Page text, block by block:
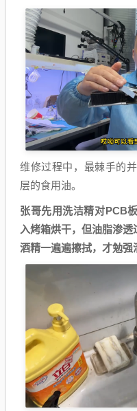
维修过程中，最棘手的
层的食用油。
张哥先用洗洁精对PCB
入烤箱烘干，但油脂渗
酒精一遍遍擦拭，才勉强